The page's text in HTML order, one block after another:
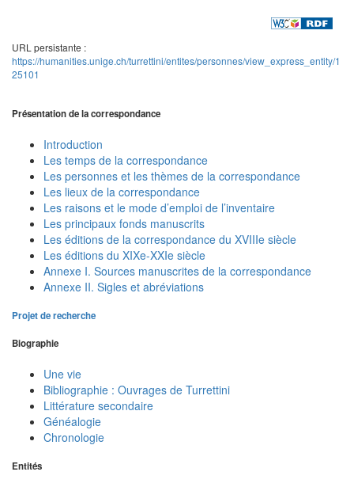
URL persistante :
https://humanities.unige.ch/turrettini/entites/personnes/view_express_entity/1
25101
Présentation de la correspondance
Introduction
Les temps de la correspondance
Les personnes et les thèmes de la correspondance
Les lieux de la correspondance
Les raisons et le mode d’emploi de l’inventaire
Les principaux fonds manuscrits
Les éditions de la correspondance du XVIIIe siècle
Les éditions du XIXe-XXIe siècle
Annexe I. Sources manuscrites de la correspondance
Annexe II. Sigles et abréviations
Projet de recherche
Biographie
Une vie
Bibliographie : Ouvrages de Turrettini
Littérature secondaire
Généalogie
Chronologie
Entités